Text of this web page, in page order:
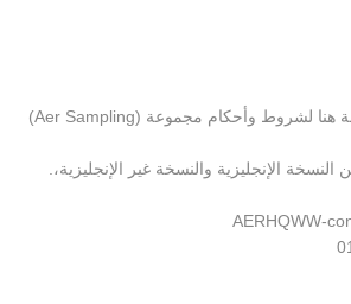
(Aer Sampling) تخضع المعلومات المقدمة هنا لشروط وأحكام مجموعة